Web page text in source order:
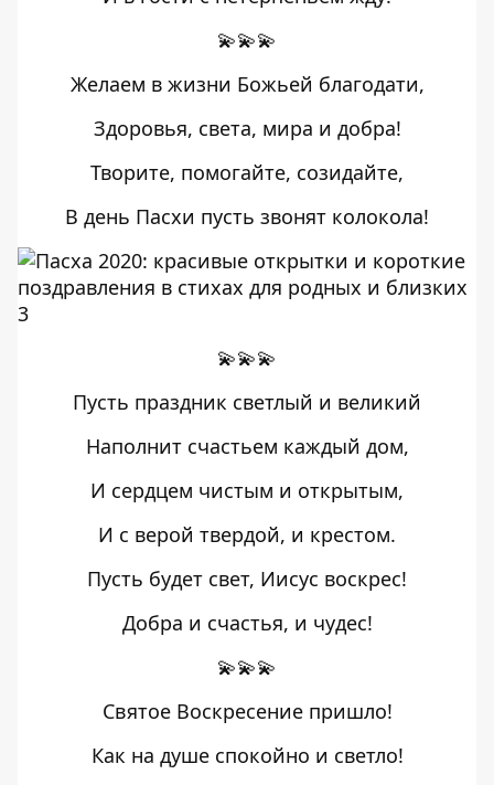
💫💫💫
Желаем в жизни Божьей благодати,
Здоровья, света, мира и добра!
Творите, помогайте, созидайте,
В день Пасхи пусть звонят колокола!
💫💫💫
Пусть праздник светлый и великий
Наполнит счастьем каждый дом,
И сердцем чистым и открытым,
И с верой твердой, и крестом.
Пусть будет свет, Иисус воскрес!
Добра и счастья, и чудес!
💫💫💫
Святое Воскресение пришло!
Как на душе спокойно и светло!